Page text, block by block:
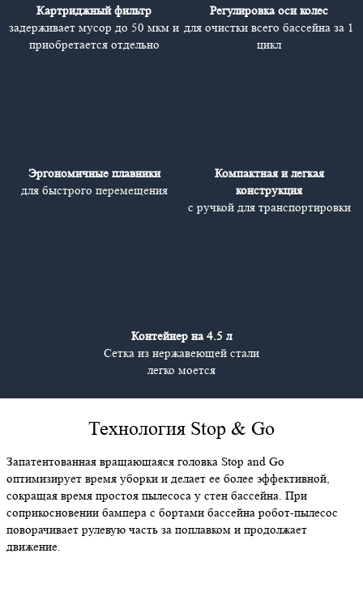
Картриджный фильтр
задерживает мусор до 50 мкм и
приобретается отдельно
Регулировка оси колес
для очистки всего бассейна за 1
цикл
Эргономичные плавники
для быстрого перемещения
Компактная и легкая
конструкция
с ручкой для транспортировки
Контейнер на 4.5 л
Сетка из нержавеющей стали
легко моется
Технология Stop & Go
Запатентованная вращающаяся головка Stop and Go
оптимизирует время уборки и делает ее более эффективной,
сокращая время простоя пылесоса у стен бассейна. При
соприкосновении бампера с бортами бассейна робот-пылесос
поворачивает рулевую часть за поплавком и продолжает
движение.